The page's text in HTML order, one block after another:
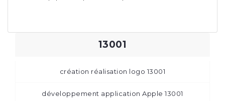
13001
création réalisation logo 13001
développement application Apple 13001